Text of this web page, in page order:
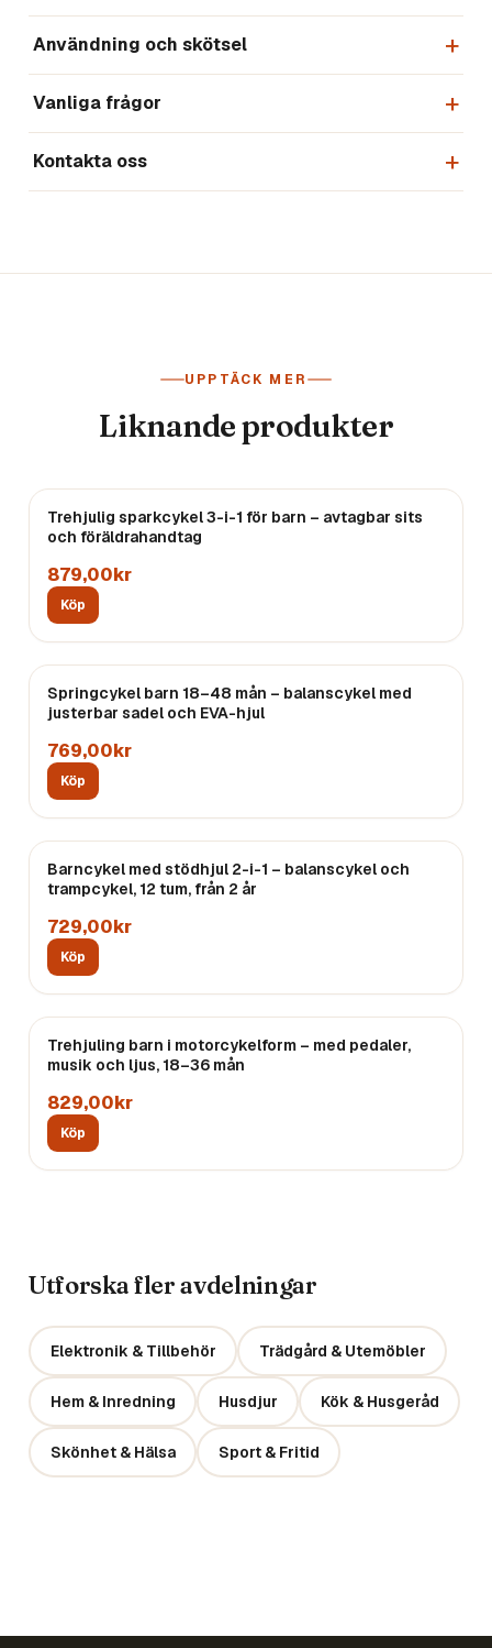
Användning och skötsel
Vanliga frågor
Kontakta oss
UPPTÄCK MER
Liknande produkter
Trehjulig sparkcykel 3-i-1 för barn – avtagbar sits
och föräldrahandtag
879,00kr
Köp
Springcykel barn 18–48 mån – balanscykel med
justerbar sadel och EVA-hjul
769,00kr
Köp
Barncykel med stödhjul 2-i-1 – balanscykel och
trampcykel, 12 tum, från 2 år
729,00kr
Köp
Trehjuling barn i motorcykelform – med pedaler,
musik och ljus, 18–36 mån
829,00kr
Köp
Utforska fler avdelningar
Elektronik & Tillbehör Trädgård & Utemöbler
Hem & Inredning Husdjur Kök & Husgeråd
Skönhet & Hälsa Sport & Fritid